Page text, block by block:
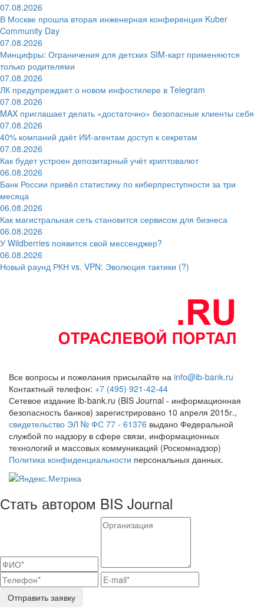
07.08.2026
В Москве прошла вторая инженерная конференция Kuber
Community Day
07.08.2026
Минцифры: Ограничения для детских SIM-карт применяются
только родителями
07.08.2026
ЛК предупреждает о новом инфостилере в Telegram
07.08.2026
MAX приглашает делать «достаточно» безопасные клиенты себя
07.08.2026
40% компаний даёт ИИ‑агентам доступ к секретам
07.08.2026
Как будет устроен депозитарный учёт криптовалют
06.08.2026
Банк России привёл статистику по киберпреступности за три
месяца
06.08.2026
Как магистральная сеть становится сервисом для бизнеса
06.08.2026
У Wildberries появится свой мессенджер?
06.08.2026
Новый раунд РКН vs. VPN: Эволюция тактики (?)
Все вопросы и пожелания присылайте на info@ib-bank.ru
Контактный телефон: +7 (495) 921-42-44
Сетевое издание ib-bank.ru (BIS Journal - информационная
безопасность банков) зарегистрировано 10 апреля 2015г.,
свидетельство ЭЛ № ФС 77 - 61376 выдано Федеральной
службой по надзору в сфере связи, информационных
технологий и массовых коммуникаций (Роскомнадзор)
Политика конфиденциальности персональных данных.
Стать автором BIS Journal
Отправить заявку